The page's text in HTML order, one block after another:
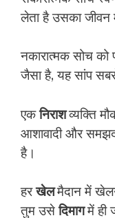
लेता है उसका जीवन
नकारात्मक सोच को
जैसा है, यह सांप
एकनिराशव्यक्ति
आशावादी और
है।
हरखेलमैदान में
तुम उसेदिमागमें ही